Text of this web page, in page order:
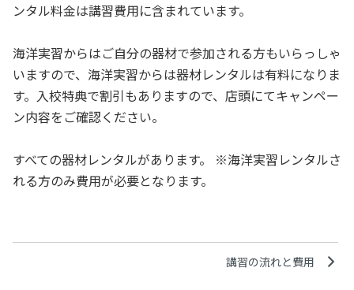
ンタル料金は講習費用に含まれています。
海洋実習からはご自分の器材で参加される方もいらっしゃ
いますので、海洋実習からは器材レンタルは有料になりま
す。入校特典で割引もありますので、店頭にてキャンペー
ン内容をご確認ください。
すべての器材レンタルがあります。 ※海洋実習レンタルさ
れる方のみ費用が必要となります。
講習の流れと費用